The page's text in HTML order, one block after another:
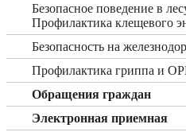
Безопасное поведение в
Профилактика клещевого
Безопасность на
Профилактика гриппа и
Обращения граждан
Электронная приемная